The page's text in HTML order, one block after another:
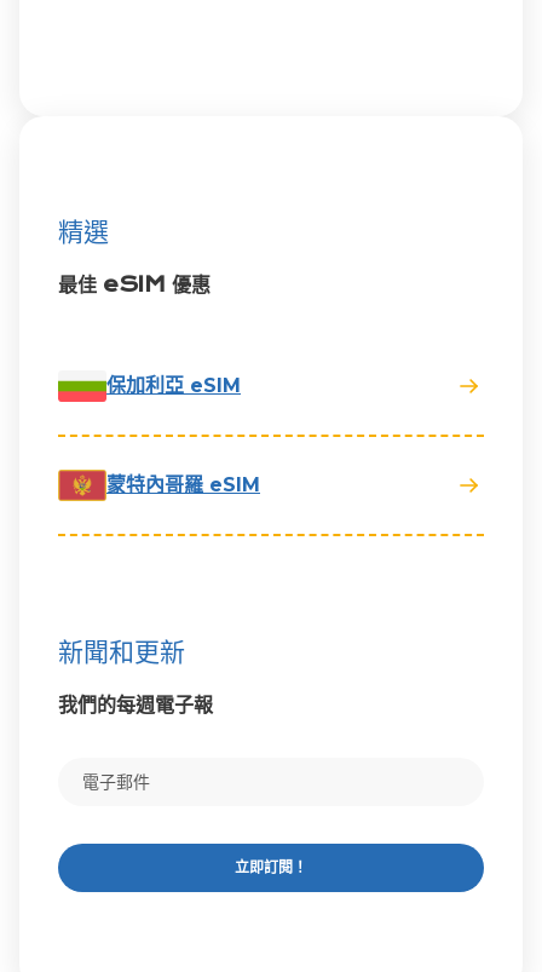
精選
最佳 eSIM 優惠
保加利亞 eSIM
蒙特內哥羅 eSIM
新聞和更新
我們的每週電子報
立即訂閱！